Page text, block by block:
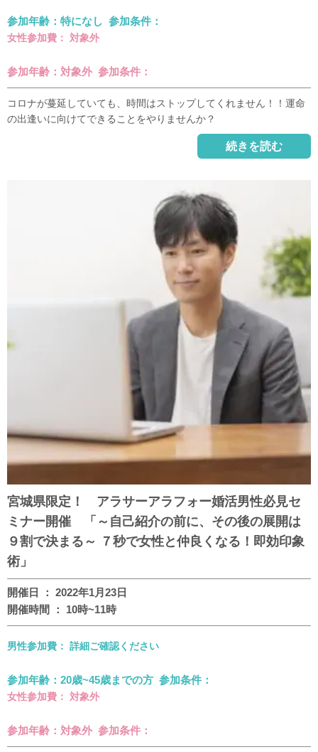
参加年齢：特になし 参加条件：
女性参加費： 対象外
参加年齢：対象外 参加条件：
コロナが蔓延していても、時間はストップしてくれません！！運命
の出逢いに向けてできることをやりませんか？
続きを読む
宮城県限定！ アラサーアラフォー婚活男性必見セ
ミナー開催 「～自己紹介の前に、その後の展開は
９割で決まる～ ７秒で女性と仲良くなる！即効印象
術」
開催日 ： 2022年1月23日
開催時間 ： 10時~11時
男性参加費： 詳細ご確認ください
参加年齢：20歳~45歳までの方 参加条件：
女性参加費： 対象外
参加年齢：対象外 参加条件：